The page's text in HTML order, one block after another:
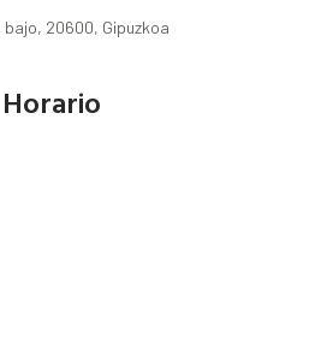
20600, Gipuzkoa
Horario